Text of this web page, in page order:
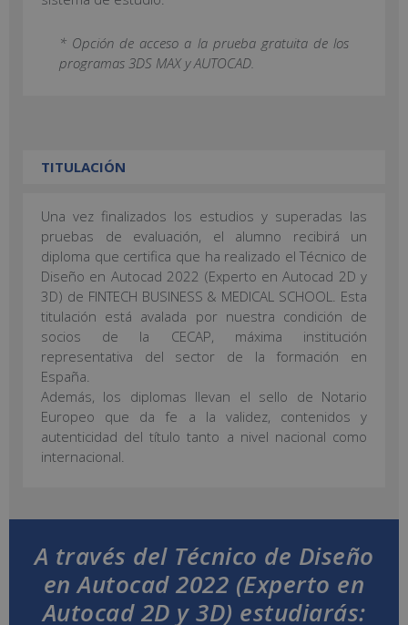
* Opción de acceso a la prueba gratuita de los
programas 3DS MAX y AUTOCAD.
TITULACIÓN
Una vez finalizados los estudios y superadas las
pruebas de evaluación, el alumno recibirá un
diploma que certifica que ha realizado el Técnico de
Diseño en Autocad 2022 (Experto en Autocad 2D y
3D) de FINTECH BUSINESS & MEDICAL SCHOOL. Esta
titulación está avalada por nuestra condición de
socios de la CECAP, máxima institución
representativa del sector de la formación en
España.
Además, los diplomas llevan el sello de Notario
Europeo que da fe a la validez, contenidos y
autenticidad del título tanto a nivel nacional como
internacional.
A través del Técnico de Diseño
en Autocad 2022 (Experto en
Autocad 2D y 3D) estudiarás: